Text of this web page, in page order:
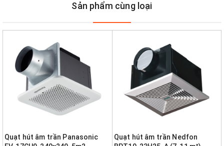
Sản phẩm cùng loại
Quạt hút âm trần Panasonic
Quạt hút âm trần Nedfon